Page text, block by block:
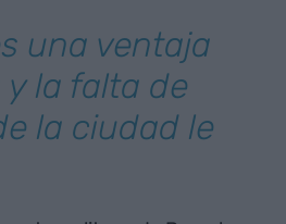
una ventaja
la falta de
la ciudad le